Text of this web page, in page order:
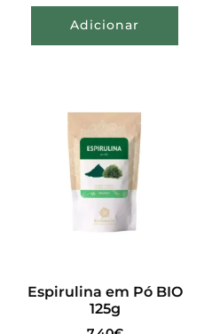
Adicionar
Espirulina em Pó BIO
125g